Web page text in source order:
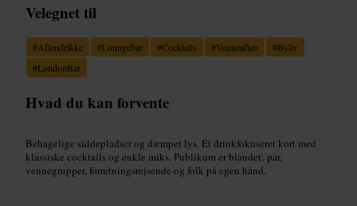
Velegnet til
#Aftendrikke #Loungebar #Cocktails #Venneaften #Byliv
#LondonBar
Hvad du kan forvente
Behagelige siddepladser og dæmpet lys. Et drinkfokuseret kort med
klassiske cocktails og enkle miks. Publikum er blandet: par,
vennegrupper, forretningsrejsende og folk på egen hånd.